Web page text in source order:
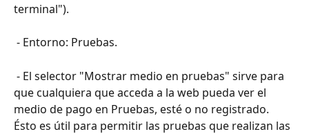
terminal").
- Entorno: Pruebas.
que cualquiera que acceda a la web pueda ver el
medio de pago en Pruebas, esté o no registrado.
Ésto es útil para permitir las pruebas que realizan las